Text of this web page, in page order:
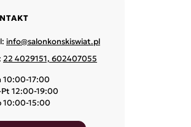
info@salonkonskiswiat.pl
22 4029151, 602407055
10:00-17:00
12:00-19:00
10:00-15:00